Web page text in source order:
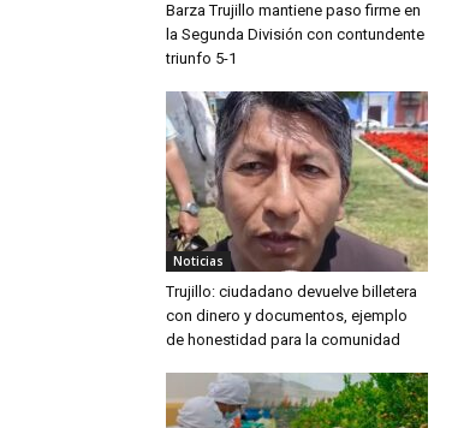
Barza Trujillo mantiene paso firme en
la Segunda División con contundente
triunfo 5-1
Noticias
Trujillo: ciudadano devuelve billetera
con dinero y documentos, ejemplo
de honestidad para la comunidad